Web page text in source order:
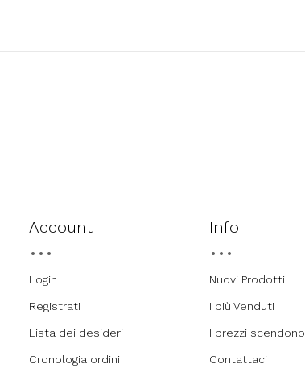
Account
Login
Registrati
Lista dei desideri
Cronologia ordini
Info
Nuovi Prodotti
I più Venduti
I prezzi scendono
Contattaci